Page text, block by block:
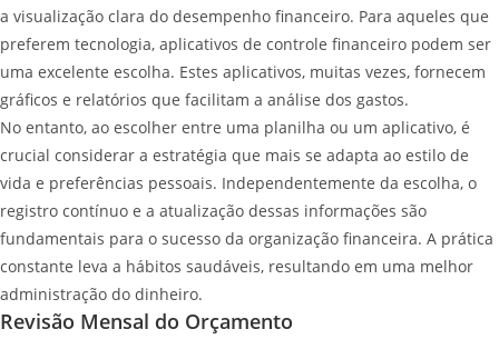
a visualização clara do desempenho financeiro. Para aqueles que
preferem tecnologia, aplicativos de controle financeiro podem ser
uma excelente escolha. Estes aplicativos, muitas vezes, fornecem
gráficos e relatórios que facilitam a análise dos gastos.
No entanto, ao escolher entre uma planilha ou um aplicativo, é
crucial considerar a estratégia que mais se adapta ao estilo de
vida e preferências pessoais. Independentemente da escolha, o
registro contínuo e a atualização dessas informações são
fundamentais para o sucesso da organização financeira. A prática
constante leva a hábitos saudáveis, resultando em uma melhor
administração do dinheiro.
Revisão Mensal do Orçamento